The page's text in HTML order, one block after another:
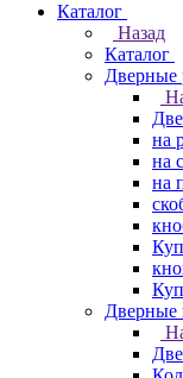
Каталог
Назад
Каталог
Дверные
на
на
на
Дверные